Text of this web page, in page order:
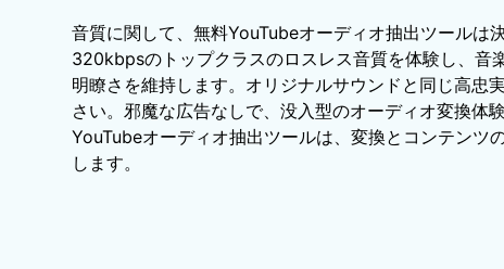
音質に関して、無料YouTubeオーディオ抽出ツールは
320kbpsのトップクラスのロスレス音質を体験し、音
明瞭さを維持します。オリジナルサウンドと同じ高忠
さい。邪魔な広告なしで、没入型のオーディオ変換体
YouTubeオーディオ抽出ツールは、変換とコンテンツ
します。